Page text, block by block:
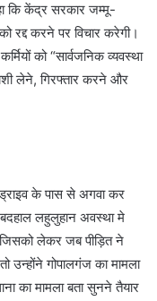
कि केंद्र सरकार जम्मू-
रद्द करने पर विचार करेगी।
को “सार्वजनिक व्यवस्था
लेने, गिरफ्तार करने और
के पास से अगवा कर
लहुलुहान अवस्था मे
लेकर जब पीड़ित ने
उन्होंने गोपालगंज का मामला
का मामला बता सुनने तैयार